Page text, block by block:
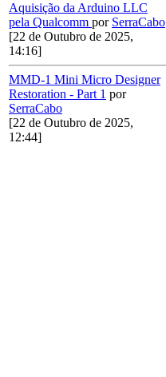
Aquisição da Arduino LLC
pela Qualcomm por SerraCabo
[22 de Outubro de 2025,
14:16]
MMD-1 Mini Micro Designer
Restoration - Part 1 por
SerraCabo
[22 de Outubro de 2025,
12:44]